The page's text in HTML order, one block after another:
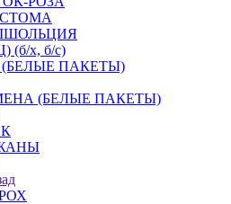
(б/х, б/с)
(БЕЛЫЕ ПАКЕТЫ)
(БЕЛЫЕ ПАКЕТЫ)